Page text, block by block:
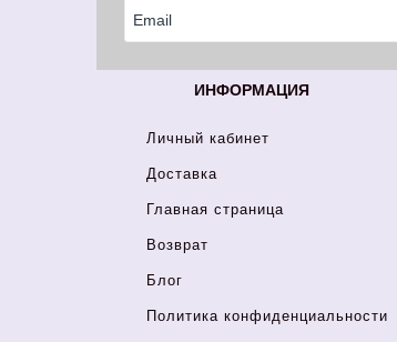
ИНФОРМАЦИЯ
Личный кабинет
Доставка
Главная страница
Возврат
Блог
Политика конфиденциальности